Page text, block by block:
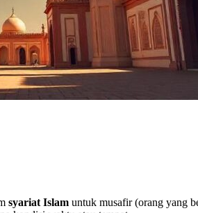
syariat Islam untuk musafir (orang yang